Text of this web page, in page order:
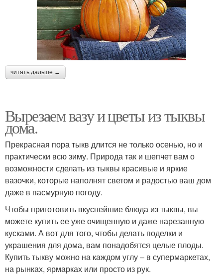
читать дальше →
Вырезаем вазу и цветы из тыквы
дома.
Прекрасная пора тыкв длится не только осенью, но и
практически всю зиму. Природа так и шепчет вам о
возможности сделать из тыквы красивые и яркие
вазочки, которые наполнят светом и радостью ваш дом
даже в пасмурную погоду.
Чтобы приготовить вкуснейшие блюда из тыквы, вы
можете купить ее уже очищенную и даже нарезанную
кусками. А вот для того, чтобы делать поделки и
украшения для дома, вам понадобятся целые плоды.
Купить тыкву можно на каждом углу – в супермаркетах,
на рынках, ярмарках или просто из рук.